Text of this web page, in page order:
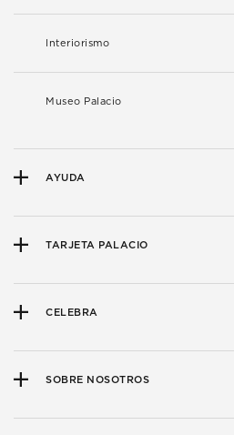
Interiorismo
Museo Palacio
AYUDA
TARJETA PALACIO
CELEBRA
SOBRE NOSOTROS